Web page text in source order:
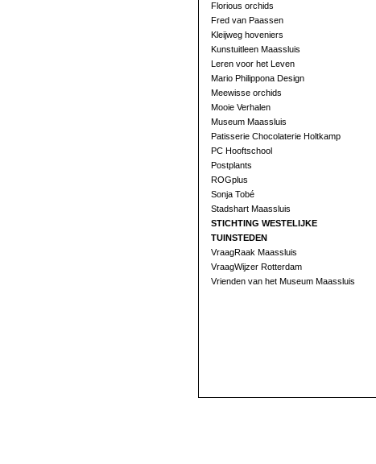
Florious orchids
Fred van Paassen
Kleijweg hoveniers
Kunstuitleen Maassluis
Leren voor het Leven
Mario Philippona Design
Meewisse orchids
Mooie Verhalen
Museum Maassluis
Patisserie Chocolaterie Holtkamp
PC Hooftschool
Postplants
ROGplus
Sonja Tobé
Stadshart Maassluis
STICHTING WESTELIJKE
TUINSTEDEN
VraagRaak Maassluis
VraagWijzer Rotterdam
Vrienden van het Museum Maassluis